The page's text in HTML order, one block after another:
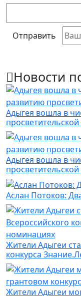
Отправить
Новости
Адыгея вошла в
Адыгея вошла в
Аслан Потоков:
Жители Адыгеи
конкурса
Жители Адыгеи